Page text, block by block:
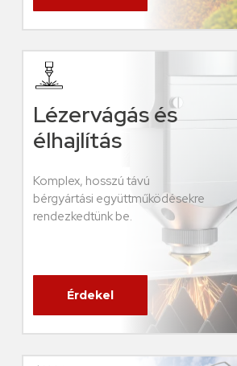
Lézervágás és
élhajlítás
Komplex, hosszú távú
bérgyártási együttműködésekre
rendezkedtünk be.
Érdekel